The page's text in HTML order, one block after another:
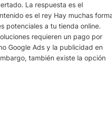
La respuesta es el
es el rey Hay muchas
potenciales a tu tienda online.
requieren un pago por
Google Ads y la publicidad en
también existe la opción